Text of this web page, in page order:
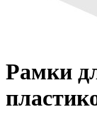
Рамки